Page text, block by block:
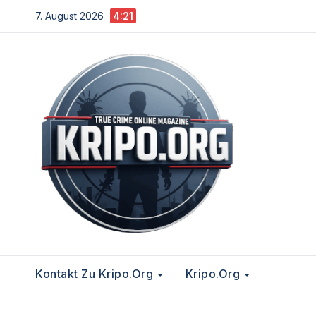
Inhalt
7. August 2026 4:21
Kontakt Zu Kripo.org Kripo.org